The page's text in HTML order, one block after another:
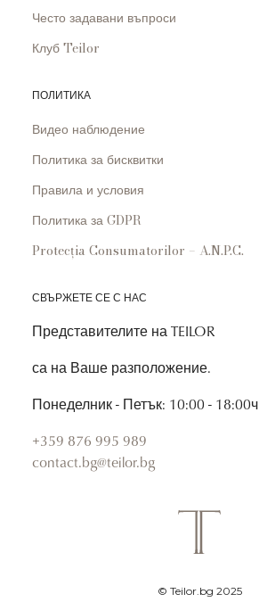
Често задавани въпроси
Клуб Teilor
ПОЛИТИКА
Видео наблюдение
Политика за бисквитки
Правила и условия
Политика за GDPR
Protecția Consumatorilor – A.N.P.C.
СВЪРЖЕТЕ СЕ С НАС
Представителите на TEILOR
са на Ваше разположение.
Понеделник - Петък: 10:00 - 18:00ч
+359 876 995 989
contact.bg@teilor.bg
© Teilor.bg 2025